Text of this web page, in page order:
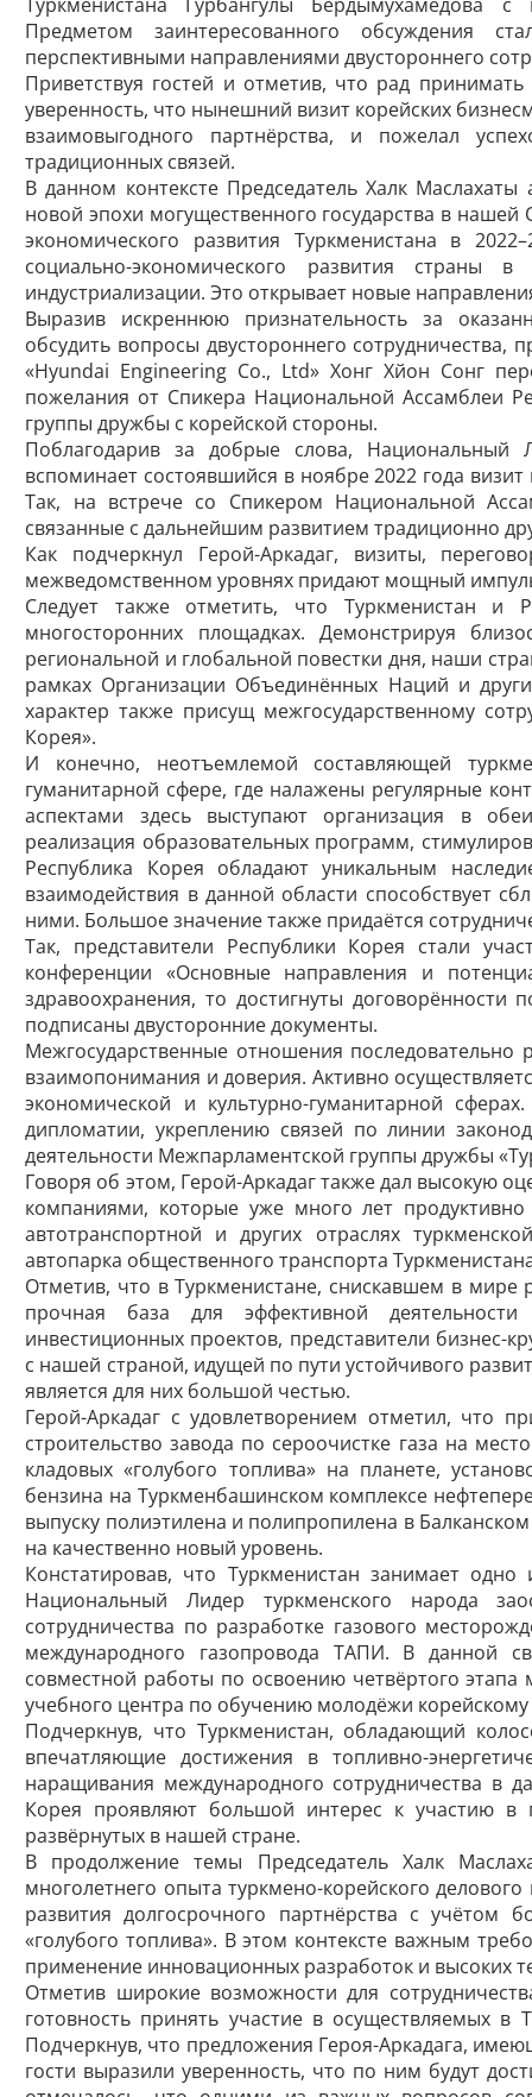
Предметом заинтересованного обсуждения
перспективными направлениями двустороннего
Приветствуя гостей и отметив, что рад
уверенность, что нынешний визит корейских
взаимовыгодного партнёрства, и пожелал
традиционных связей.
В данном контексте Председатель Халк
новой эпохи могущественного государства в
экономического развития Туркменистана в
социально-экономического развития страны
индустриализации. Это открывает новые
Выразив искреннюю признательность за
обсудить вопросы двустороннего
«Hyundai Engineering Co., Ltd» Хонг Хйон Сонг
пожелания от Спикера Национальной Ассамблеи
группы дружбы с корейской стороны.
Поблагодарив за добрые слова, Национальный
вспоминает состоявшийся в ноябре 2022 года
Так, на встрече со Спикером Национальной
связанные с дальнейшим развитием традиционно
Как подчеркнул Герой-Аркадаг, визиты,
межведомственном уровнях придают мощный
Следует также отметить, что Туркменистан и
многосторонних площадках. Демонстрируя
региональной и глобальной повестки дня, наши
рамках Организации Объединённых Наций и
характер также присущ межгосударственному
Корея».
И конечно, неотъемлемой составляющей
гуманитарной сфере, где налажены регулярные
аспектами здесь выступают организация в
реализация образовательных программ,
Республика Корея обладают уникальным
взаимодействия в данной области способствует
ними. Большое значение также придаётся
Так, представители Республики Корея стали
конференции «Основные направления и
здравоохранения, то достигнуты
подписаны двусторонние документы.
Межгосударственные отношения
взаимопонимания и доверия. Активно
экономической и культурно-гуманитарной
дипломатии, укреплению связей по линии
деятельности Межпарламентской группы дружбы
Говоря об этом, Герой-Аркадаг также дал высокую
компаниями, которые уже много лет
автотранспортной и других отраслях
автопарка общественного транспорта
Отметив, что в Туркменистане, снискавшем в
прочная база для эффективной
инвестиционных проектов, представители бизнес-
с нашей страной, идущей по пути устойчивого
является для них большой честью.
Герой-Аркадаг с удовлетворением отметил, что
строительство завода по сероочистке газа на
кладовых «голубого топлива» на планете,
бензина на Туркменбашинском комплексе
выпуску полиэтилена и полипропилена в
на качественно новый уровень.
Констатировав, что Туркменистан занимает
Национальный Лидер туркменского народа
сотрудничества по разработке газового
международного газопровода ТАПИ. В данной
совместной работы по освоению четвёртого
учебного центра по обучению молодёжи корейскому
Подчеркнув, что Туркменистан, обладающий
впечатляющие достижения в топливно-
наращивания международного сотрудничества в
Корея проявляют большой интерес к участию в
развёрнутых в нашей стране.
В продолжение темы Председатель Халк
многолетнего опыта туркмено-корейского
развития долгосрочного партнёрства с
«голубого топлива». В этом контексте важным
применение инновационных разработок и высоких
Отметив широкие возможности для
готовность принять участие в осуществляемых в
Подчеркнув, что предложения Героя-Аркадага,
гости выразили уверенность, что по ним будут